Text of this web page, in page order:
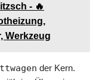
- 🔥
Werkzeug
der Kern.